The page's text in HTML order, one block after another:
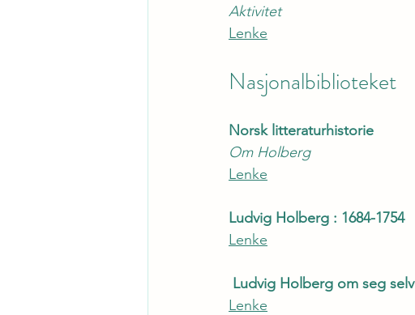
Aktivitet
Lenke
Nasjonalbiblioteket
Norsk litteraturhistorie
Om Holberg
Lenke
Ludvig Holberg : 1684-1754
Lenke
Ludvig Holberg om seg selv
Lenke